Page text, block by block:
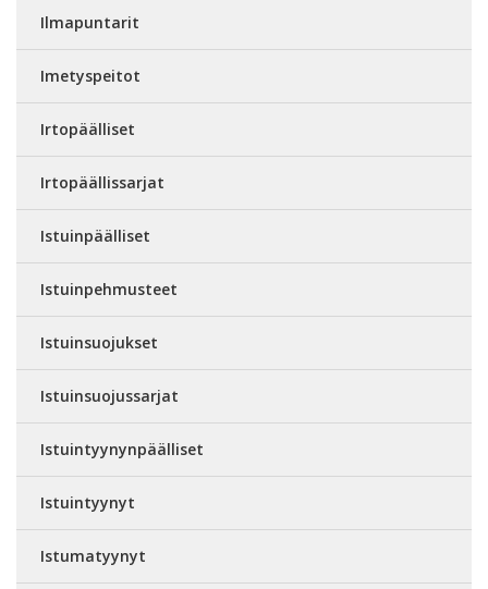
Ilmapuntarit
Imetyspeitot
Irtopäälliset
Irtopäällissarjat
Istuinpäälliset
Istuinpehmusteet
Istuinsuojukset
Istuinsuojussarjat
Istuintyynynpäälliset
Istuintyynyt
Istumatyynyt